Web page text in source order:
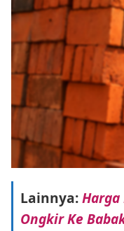
Lainnya:
Ongkir Ke